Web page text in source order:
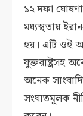
১২ দফা
মধ্যস্থতায়
হয়। এটি ওই
যুক্তরাষ্ট্রসহ
অনেক
সংঘাতমূলক